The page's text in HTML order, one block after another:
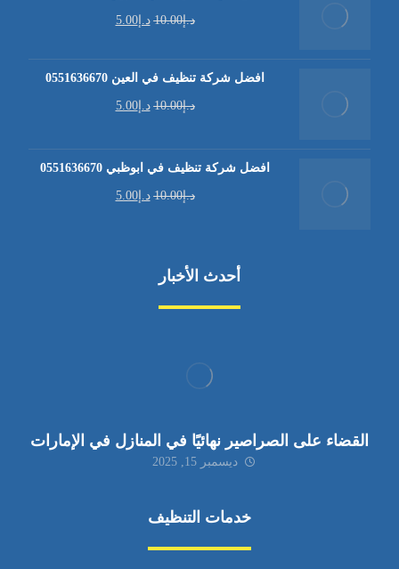
د.إ10.00 د.إ5.00
افضل شركة تنظيف في العين 0551636670
د.إ10.00 د.إ5.00
افضل شركة تنظيف في ابوظبي 0551636670
د.إ10.00 د.إ5.00
أحدث الأخبار
القضاء على الصراصير نهائيًا في المنازل في الإمارات
ديسمبر 15, 2025
خدمات التنظيف